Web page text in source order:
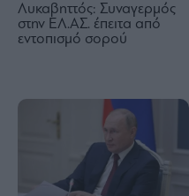
Λυκαβηττός: Συναγερμός
στην ΕΛ.ΑΣ. έπειτα από
εντοπισμό σορού